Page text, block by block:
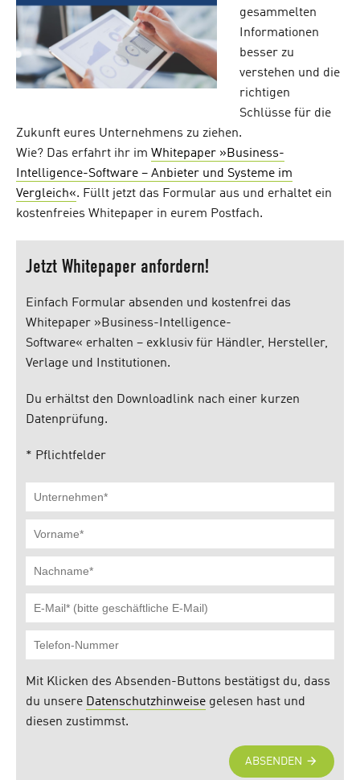
gesammelten
Informationen
besser zu
verstehen und die
richtigen
Schlüsse für die
Zukunft eures Unternehmens zu ziehen.
Wie? Das erfahrt ihr im Whitepaper »Business-
Intelligence-Software – Anbieter und Systeme im
Vergleich«. Füllt jetzt das Formular aus und erhaltet ein
kostenfreies Whitepaper in eurem Postfach.